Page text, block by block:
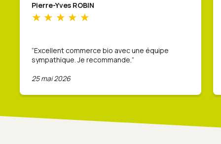
Pierre-Yves ROBIN
Excellent commerce bio avec une équipe
sympathique. Je recommande.
25 mai 2026